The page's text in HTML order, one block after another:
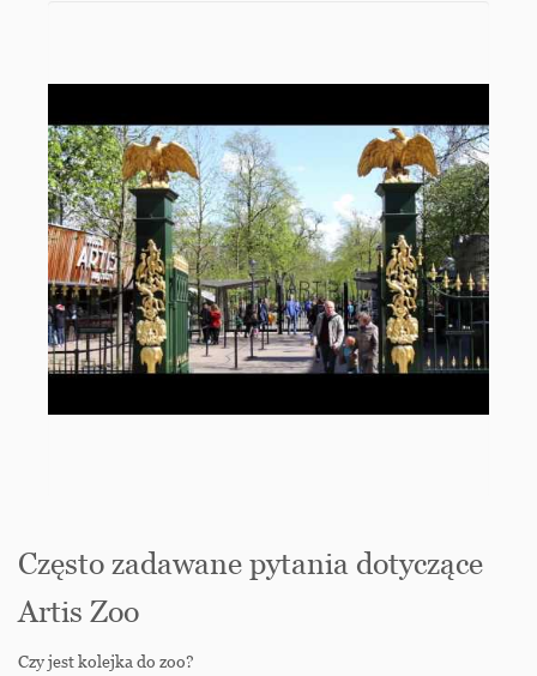
Często zadawane pytania dotyczące
Artis Zoo
Czy jest kolejka do zoo?